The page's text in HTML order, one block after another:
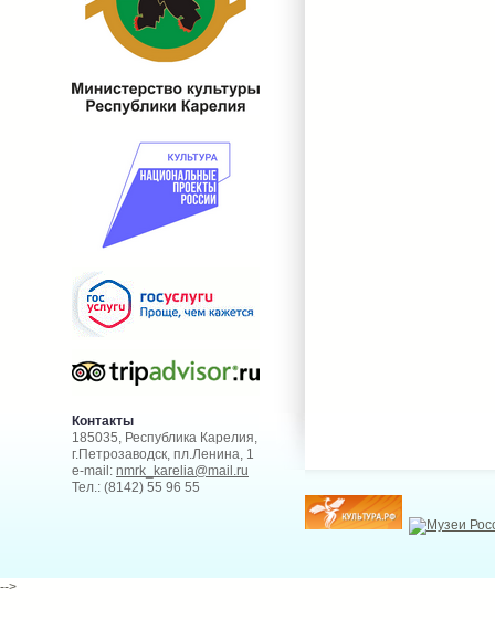
Контакты
185035, Республика Карелия,
г.Петрозаводск, пл.Ленина, 1
e-mail: nmrk_karelia@mail.ru
Тел.: (8142) 55 96 55
-->